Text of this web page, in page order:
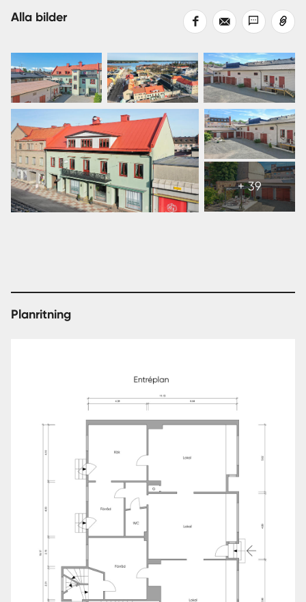
Alla bilder
Dela
Dela
med
Dela
med
Kopiera
länk
+ 39
Visa
alla
45
bilder
Planritning